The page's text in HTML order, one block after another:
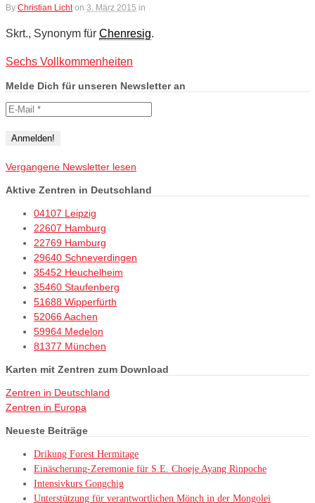
By Christian Licht on 3. März 2015 in
Skrt., Synonym für Chenresig.
Sechs Vollkommenheiten
Melde Dich für unseren Newsletter an
Vergangene Newsletter lesen
Aktive Zentren in Deutschland
04107 Leipzig
22607 Hamburg
22769 Hamburg
29640 Schneverdingen
35452 Heuchelheim
35460 Staufenberg
51688 Wipperfürth
52066 Aachen
59964 Medelon
81377 München
Karten mit Zentren zum Download
Zentren in Deutschland
Zentren in Europa
Neueste Beiträge
Drikung Forest Hermitage
Einäscherung-Zeremonie für S.E. Choeje Ayang Rinpoche
Intensivkurs Gongchig
Unterstützung für verantwortlichen Mönch in der Mongolei